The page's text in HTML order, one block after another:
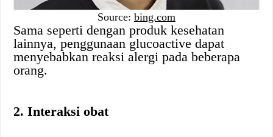
Source: bing.com
Sama seperti dengan produk kesehatan
lainnya, penggunaan glucoactive dapat
menyebabkan reaksi alergi pada beberapa
orang.
2. Interaksi obat